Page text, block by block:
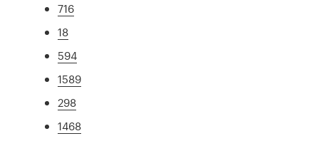
716
18
594
1589
298
1468